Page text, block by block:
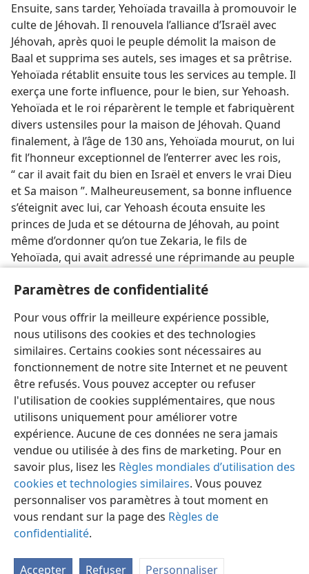
Paramètres de confidentialité
Pour vous offrir la meilleure expérience possible,
nous utilisons des cookies et des technologies
similaires. Certains cookies sont nécessaires au
fonctionnement de notre site Internet et ne peuvent
être refusés. Vous pouvez accepter ou refuser
l'utilisation de cookies supplémentaires, que nous
utilisons uniquement pour améliorer votre
expérience. Aucune de ces données ne sera jamais
vendue ou utilisée à des fins de marketing. Pour en
savoir plus, lisez les Règles mondiales d’utilisation des
cookies et technologies similaires. Vous pouvez
personnaliser vos paramètres à tout moment en
vous rendant sur la page des Règles de
confidentialité.
Accepter Refuser Personnaliser
Ensuite, sans tarder, Yehoïada travailla à promouvoir le
culte de Jéhovah. Il renouvela l’alliance d’Israël avec
Jéhovah, après quoi le peuple démolit la maison de
Baal et supprima ses autels, ses images et sa prêtrise.
Yehoïada rétablit ensuite tous les services au temple. Il
exerça une forte influence, pour le bien, sur Yehoash.
Yehoïada et le roi réparèrent le temple et fabriquèrent
divers ustensiles pour la maison de Jéhovah. Quand
finalement, à l’âge de 130 ans, Yehoïada mourut, on lui
fit l’honneur exceptionnel de l’enterrer avec les rois,
“ car il avait fait du bien en Israël et envers le vrai Dieu
et Sa maison ”. Malheureusement, sa bonne influence
s’éteignit avec lui, car Yehoash écouta ensuite les
princes de Juda et se détourna de Jéhovah, au point
même d’ordonner qu’on tue Zekaria, le fils de
Yehoïada, qui avait adressé une réprimande au peuple
Maaséïa à l’époque de Jérémie. —Jr 29:24-27.
Français Partager Préférences
Copyright © 2026 Watch Tower Bible and Tract Society of Pennsylvania
Conditions d’utilisation
Règles de confidentialité
Paramètres de confidentialité
JW.ORG Se connecter